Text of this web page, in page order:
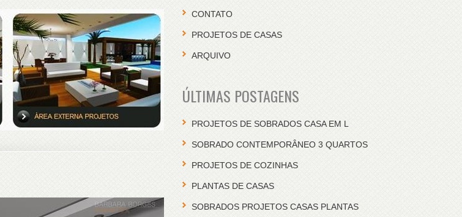
CONTATO
PROJETOS DE CASAS
ARQUIVO
ÚLTIMAS POSTAGENS
PROJETOS DE SOBRADOS CASA EM L
SOBRADO CONTEMPORÂNEO 3 QUARTOS
PROJETOS DE COZINHAS
PLANTAS DE CASAS
SOBRADOS PROJETOS CASAS PLANTAS